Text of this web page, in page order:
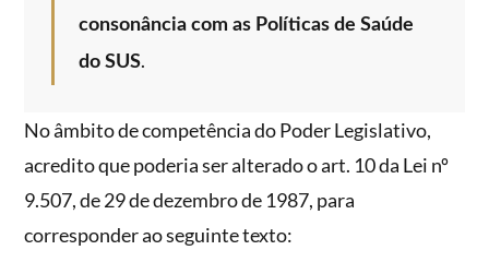
consonância com as Políticas de Saúde
do SUS.
No âmbito de competência do Poder Legislativo,
acredito que poderia ser alterado o art. 10 da Lei nº
9.507, de 29 de dezembro de 1987, para
corresponder ao seguinte texto: